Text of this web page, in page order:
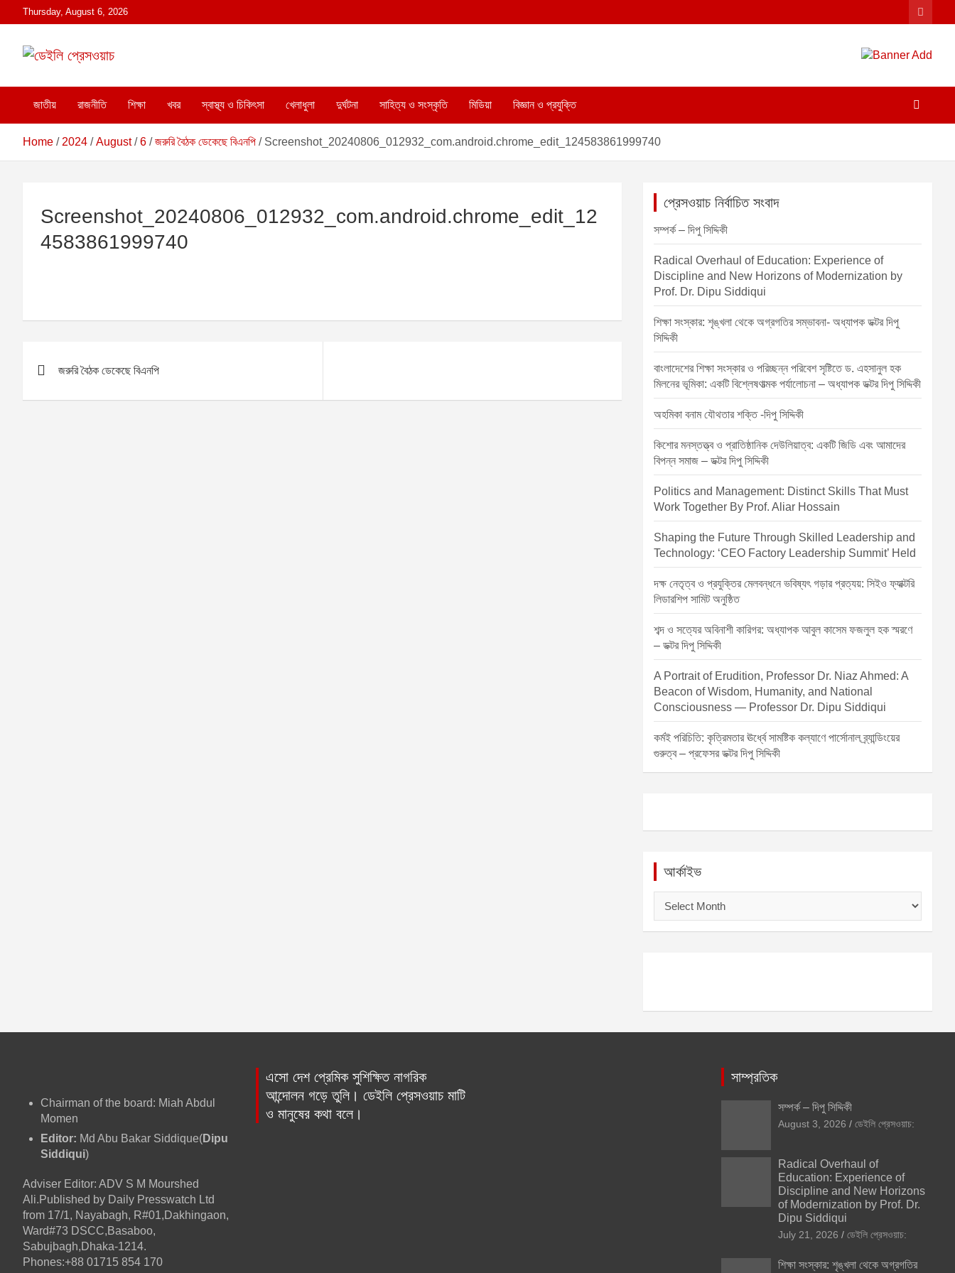
k
o
e
Thursday, August 6, 2026
ডেইলি প্রেসওয়াচ
জাতীয় রাজনীতি শিক্ষা খবর স্বাস্থ্য ও চিকিৎসা খেলাধুলা দুর্ঘটনা সাহিত্য ও সংস্কৃতি মিডিয়া বিজ্ঞান ও প্রযুক্তি
Home 2024 August 6 জরুরি বৈঠক ডেকেছে বিএনপি Screenshot_20240806_012932_com.android.chrome_edit_124583861999740
Screenshot_20240806_012932_com.android.chrome_edit_12
4583861999740
জরুরি বৈঠক ডেকেছে বিএনপি
প্রেসওয়াচ নির্বাচিত সংবাদ
সম্পর্ক – দিপু সিদ্দিকী
Radical Overhaul of Education: Experience of
Discipline and New Horizons of Modernization by
Prof. Dr. Dipu Siddiqui
শিক্ষা সংস্কার: শৃঙ্খলা থেকে অগ্রগতির সম্ভাবনা- অধ্যাপক ডক্টর দিপু
সিদ্দিকী
বাংলাদেশের শিক্ষা সংস্কার ও পরিচ্ছন্ন পরিবেশ সৃষ্টিতে ড. এহসানুল হক
মিলনের ভূমিকা: একটি বিশ্লেষণাত্মক পর্যালোচনা – অধ্যাপক ডক্টর দিপু সিদ্দিকী
অহমিকা বনাম যৌথতার শক্তি -দিপু সিদ্দিকী
কিশোর মনস্তত্ত্ব ও প্রাতিষ্ঠানিক দেউলিয়াত্ব: একটি জিডি এবং আমাদের
বিপন্ন সমাজ – ডক্টর দিপু সিদ্দিকী
Politics and Management: Distinct Skills That Must
Work Together By Prof. Aliar Hossain
Shaping the Future Through Skilled Leadership and
Technology: ‘CEO Factory Leadership Summit’ Held
দক্ষ নেতৃত্ব ও প্রযুক্তির মেলবন্ধনে ভবিষ্যৎ গড়ার প্রত্যয়: সিইও ফ্যাক্টরি
লিডারশিপ সামিট অনুষ্ঠিত
শব্দ ও সত্যের অবিনাশী কারিগর: অধ্যাপক আবুল কাসেম ফজলুল হক স্মরণে
– ডক্টর দিপু সিদ্দিকী
A Portrait of Erudition, Professor Dr. Niaz Ahmed: A
Beacon of Wisdom, Humanity, and National
Consciousness — Professor Dr. Dipu Siddiqui
কর্মই পরিচিতি: কৃত্রিমতার ঊর্ধ্বে সামষ্টিক কল্যাণে পার্সোনাল ব্র্যান্ডিংয়ের
গুরুত্ব – প্রফেসর ডক্টর দিপু সিদ্দিকী
আর্কাইভ
ই
Chairman of the board: Miah Abdul
Momen
Editor: Md Abu Bakar Siddique(Dipu
Siddiqui)
Adviser Editor: ADV S M Mourshed
Ali.Published by Daily Presswatch Ltd
from 17/1, Nayabagh, R#01,Dakhingaon,
Ward#73 DSCC,Basaboo,
Sabujbagh,Dhaka-1214.
Phones:+88 01715 854 170
এসো দেশ প্রেমিক সুশিক্ষিত নাগরিক
আন্দোলন গড়ে তুলি। ডেইলি প্রেসওয়াচ মাটি
ও মানুষের কথা বলে।
সাম্প্রতিক
সম্পর্ক – দিপু সিদ্দিকী
August 3, 2026 ডেইলি প্রেসওয়াচ:
Radical Overhaul of
Education: Experience of
Discipline and New Horizons
of Modernization by Prof. Dr.
Dipu Siddiqui
July 21, 2026 ডেইলি প্রেসওয়াচ:
শিক্ষা সংস্কার: শৃঙ্খলা থেকে অগ্রগতির